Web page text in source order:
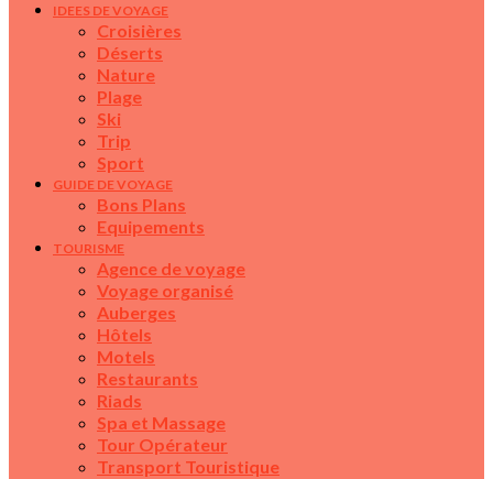
IDEES DE VOYAGE
Croisières
Déserts
Nature
Plage
Ski
Trip
Sport
GUIDE DE VOYAGE
Bons Plans
Equipements
TOURISME
Agence de voyage
Voyage organisé
Auberges
Hôtels
Motels
Restaurants
Riads
Spa et Massage
Tour Opérateur
Transport Touristique